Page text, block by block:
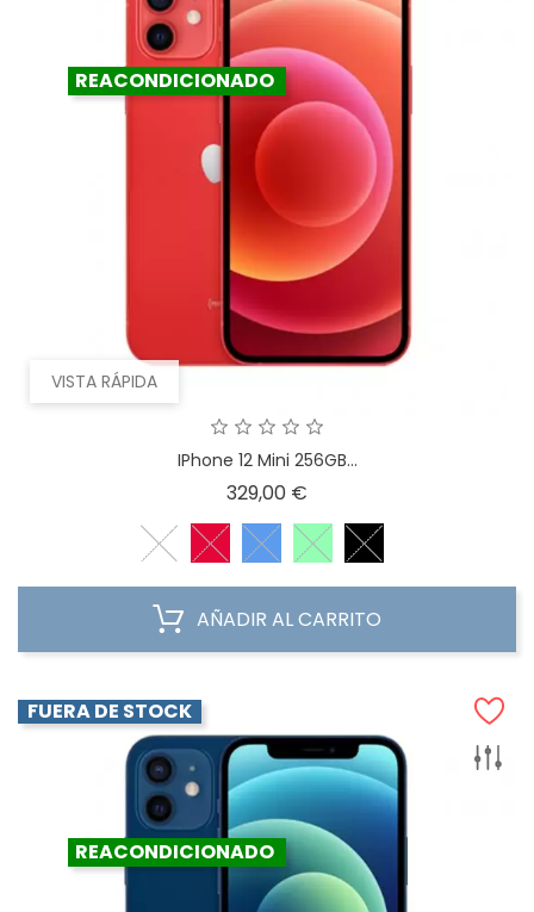
VISTA RÁPIDA
REACONDICIONADO
IPhone 12 Mini 256GB...
329,00 €
AÑADIR AL CARRITO
FUERA DE STOCK
REACONDICIONADO